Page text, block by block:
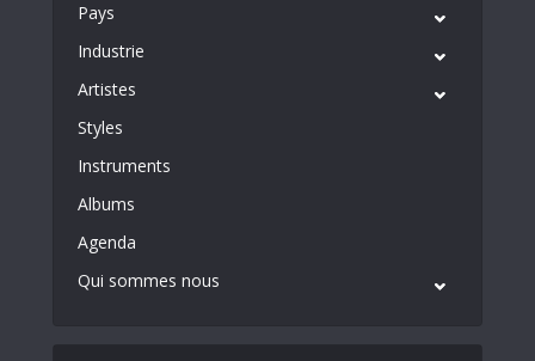
Pays
Industrie
Artistes
Styles
Instruments
Albums
Agenda
Qui sommes nous